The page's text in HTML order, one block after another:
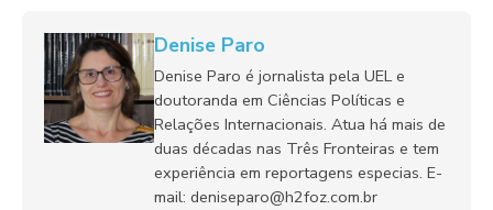
Denise Paro
Denise Paro é jornalista pela UEL e
doutoranda em Ciências Políticas e
Relações Internacionais. Atua há mais de
duas décadas nas Três Fronteiras e tem
experiência em reportagens especias. E-
mail: deniseparo@h2foz.com.br